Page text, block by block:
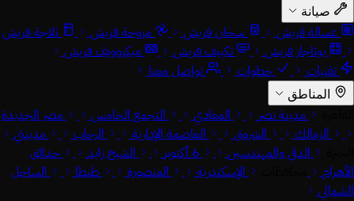
صيانة
غسالة فريش سخان فريش مروحة فريش
ثلاجة فريش
بوتاجاز فريش
تكييف فريش
ميكروويف فريش
تقنيات
خطوات تواصل معنا
المناطق
مدينة نصر المعادي التجمع الخامس
مصر الجديدة
الزمالك
الشروق العاصمة الإدارية الرحاب
مدينتي
الدقي والمهندسين 6 أكتوبر الشيخ زايد
حدائق
الأهرام
الإسكندرية المنصورة طنطا
الساحل
الشمالي